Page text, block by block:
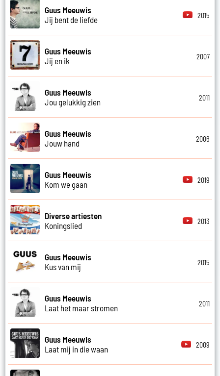
Guus Meeuwis
Jij bent de liefde
2015
Guus Meeuwis
Jij en ik
2007
Guus Meeuwis
Jou gelukkig zien
2011
Guus Meeuwis
Jouw hand
2006
Guus Meeuwis
Kom we gaan
2019
Diverse artiesten
Koningslied
2013
Guus Meeuwis
Kus van mij
2015
Guus Meeuwis
Laat het maar stromen
2011
Guus Meeuwis
Laat mij in die waan
2009